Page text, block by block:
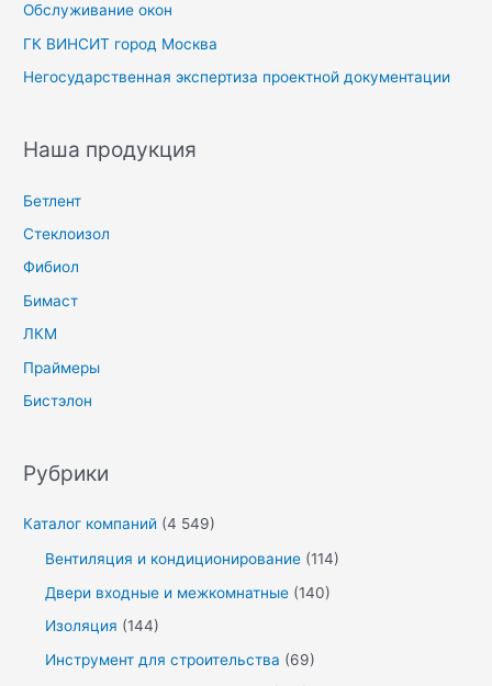
Обслуживание окон
ГК ВИНСИТ город Москва
Негосударственная экспертиза проектной документации
Наша продукция
Бетлент
Стеклоизол
Фибиол
Бимаст
ЛКМ
Праймеры
Бистэлон
Рубрики
Каталог компаний (4 549)
Вентиляция и кондиционирование (114)
Двери входные и межкомнатные (140)
Изоляция (144)
Инструмент для строительства (69)